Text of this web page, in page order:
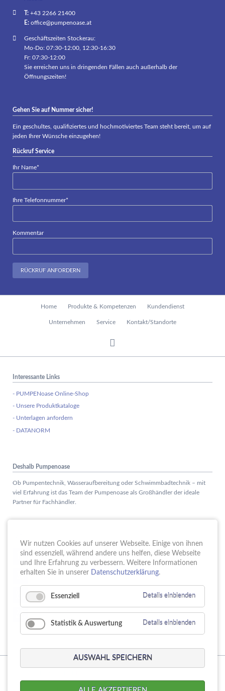
T:+43 2266 21400
E: office@pumpenoase.at
Geschäftszeiten Stockerau:
Mo-Do: 07:30-12:00, 12:30-16:30
Fr: 07:30-12:00
Sie erreichen uns in dringenden Fällen auch außerhalb der
Öffnungszeiten!
Gehen Sie auf Nummer sicher!
Ein geschultes, qualifiziertes und hochmotiviertes Team steht bereit, um auf
jeden Ihrer Wünsche einzugehen!
Rückruf Service
Pflichtfeld
Ihr Name*
Pflichtfeld
Ihre Telefonnummer*
Kommentar
RÜCKRUF ANFORDERN
Home Produkte & Kompetenzen Kundendienst
Unternehmen Service Kontakt/Standorte
Interessante Links
- PUMPENoase Online-Shop
- Unsere Produktkataloge
- Unterlagen anfordern
- DATANORM
Deshalb Pumpenoase
Ob Pumpentechnik, Wasseraufbereitung oder Schwimmbadtechnik – mit
viel Erfahrung ist das Team der Pumpenoase als Großhändler der ideale
Partner für Fachhändler.
15. Schule trifft Wirtschaft bei der PUMPENoase!
18. Vortrag IT-Sicherheit
16 Jahre PUMPENoase
23.
Datenschutz Impressum AGB
Wir nutzen Cookies auf unserer Webseite. Einige von ihnen
sind essenziell, während andere uns helfen, diese Webseite
und Ihre Erfahrung zu verbessern. Weitere Informationen
erhalten Sie in unserer Datenschutzerklärung.
Essenziell Details einblenden
Statistik & Auswertung Details einblenden
AUSWAHL SPEICHERN